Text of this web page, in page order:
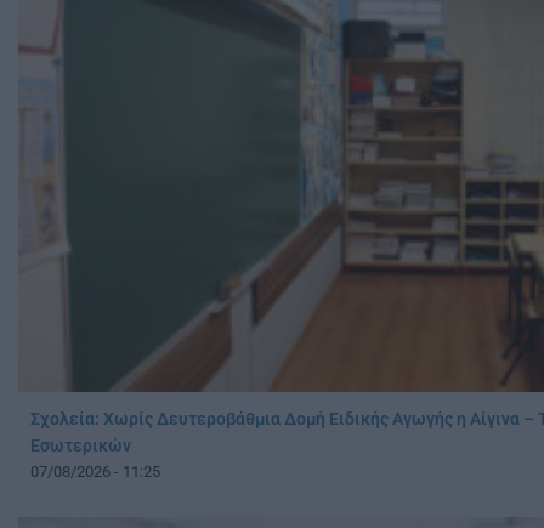
Σχολεία: Χωρίς Δευτεροβάθμια Δομή Ειδικής Αγωγής η Αίγινα –
Εσωτερικών
07/08/2026 - 11:25